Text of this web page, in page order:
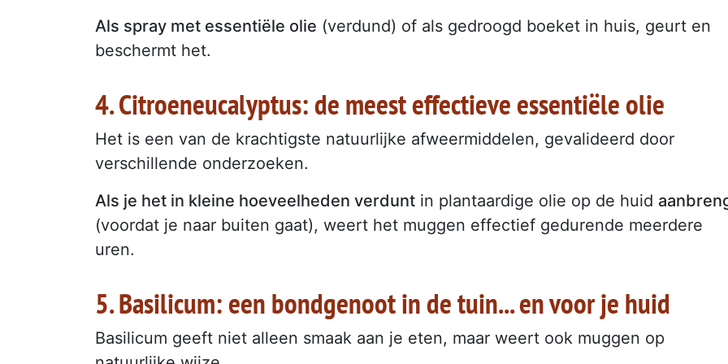
Als spray met essentiële olie (verdund) of als gedroogd boeket in huis, geurt en
beschermt het.
4. Citroeneucalyptus: de meest effectieve essentiële olie
Het is een van de krachtigste natuurlijke afweermiddelen, gevalideerd door
verschillende onderzoeken.
Als je het in kleine hoeveelheden verdunt in plantaardige olie op de huid
(voordat je naar buiten gaat), weert het muggen effectief gedurende meerdere
uren.
5. Basilicum: een bondgenoot in de tuin... en voor je huid
Basilicum geeft niet alleen smaak aan je eten, maar weert ook muggen op